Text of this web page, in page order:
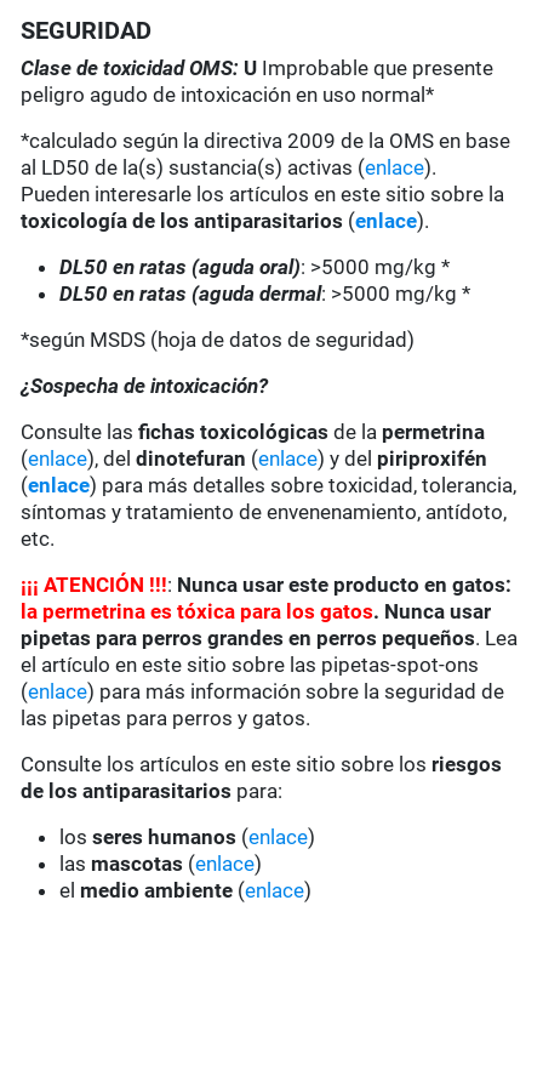
SEGURIDAD
Clase de toxicidad OMS: U Improbable que presente
peligro agudo de intoxicación en uso normal*
*calculado según la directiva 2009 de la OMS en base
al LD50 de la(s) sustancia(s) activas (enlace).
Pueden interesarle los artículos en este sitio sobre la
toxicología de los antiparasitarios (enlace).
DL50 en ratas (aguda oral): >5000 mg/kg *
DL50 en ratas (aguda dermal: >5000 mg/kg *
*según MSDS (hoja de datos de seguridad)
¿Sospecha de intoxicación?
Consulte lasfichas toxicológicas de la permetrina
(enlace), deldinotefuran (enlace) y del piriproxifén
(enlace) para más detalles sobre toxicidad, tolerancia,
síntomas y tratamiento de envenenamiento, antídoto,
etc.
¡¡¡ATENCIÓN !!!: Nunca usar este producto en gatos:
la permetrina es tóxica para los gatos. Nunca usar
pipetas para perros grandes en perros pequeños. Lea
el artículo en este sitio sobre las pipetas-spot-ons
(enlace) para más información sobre la seguridad de
las pipetas para perros y gatos.
Consulte los artículos en este sitio sobre los riesgos
de los antiparasitarios para:
losseres humanos (enlace)
las mascotas (enlace)
el medio ambiente (enlace)